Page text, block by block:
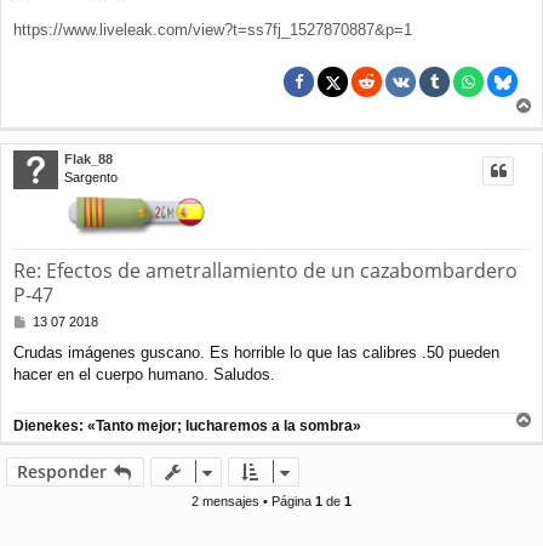
https://www.liveleak.com/view?t=ss7fj_1527870887&p=1
r
r
Flak_88
Sargento
Re: Efectos de ametrallamiento de un cazabombardero
P-47
M
n
s
e
13 07 2018
Crudas imágenes guscano. Es horrible lo que las calibres .50 pueden
hacer en el cuerpo humano. Saludos.
Dienekes: «Tanto mejor; lucharemos a la sombra»
r
Responder
2 mensajes • Página 1 de 1